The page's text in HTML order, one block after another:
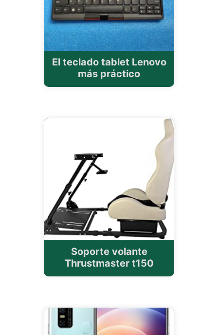
El teclado tablet Lenovo
más práctico
Soporte volante
Thrustmaster t150